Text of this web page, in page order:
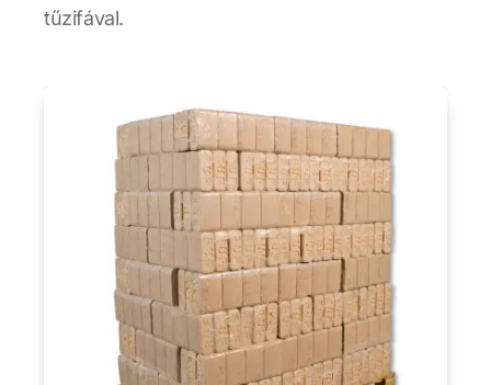
tűzifával.